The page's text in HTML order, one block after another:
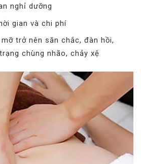
nghỉ dưỡng
gian và chi phí
trở nên săn chắc, đàn hồi,
chùng nhão, chảy xệ